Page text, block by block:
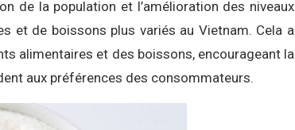
de la population et l’amélioration des niveaux
et de boissons plus variés au Vietnam. Cela a
alimentaires et des boissons, encourageant la
aux préférences des consommateurs.